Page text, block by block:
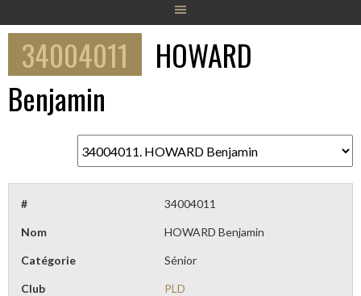
34004011
HOWARD
Benjamin
# 34004011
Nom HOWARD Benjamin
Catégorie Sénior
Club PLD